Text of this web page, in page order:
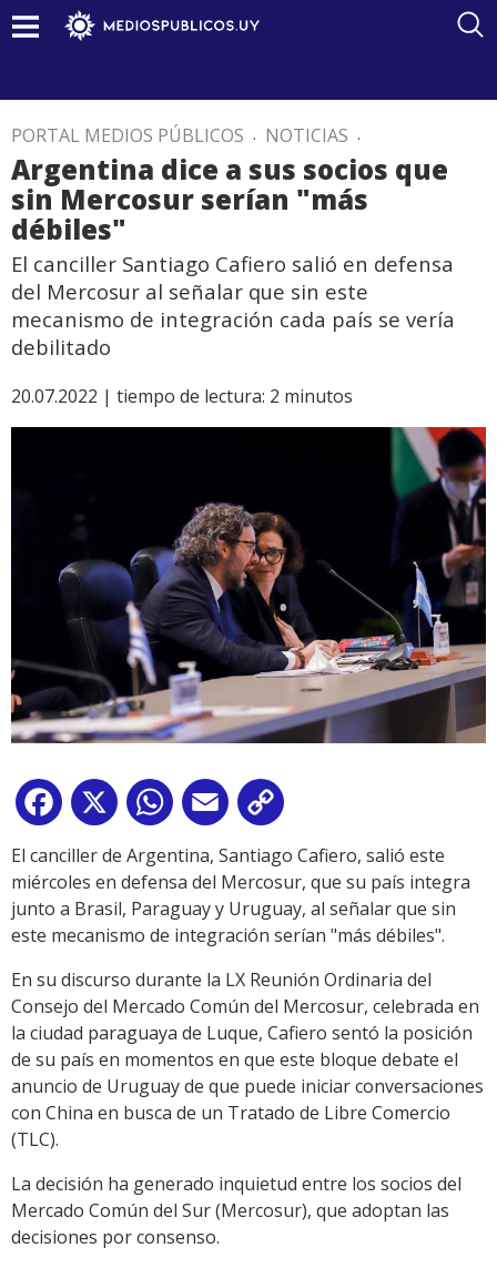
PORTAL MEDIOS PÚBLICOS . NOTICIAS .
Argentina dice a sus socios que
sin Mercosur serían "más
débiles"
El canciller Santiago Cafiero salió en defensa
del Mercosur al señalar que sin este
mecanismo de integración cada país se vería
debilitado
20.07.2022 | tiempo de lectura: 2 minutos
Facebook
X WhatsApp
Email
Link
El canciller de Argentina, Santiago Cafiero, salió este
miércoles en defensa del Mercosur, que su país integra
junto a Brasil, Paraguay y Uruguay, al señalar que sin
este mecanismo de integración serían "más débiles".
En su discurso durante la LX Reunión Ordinaria del
Consejo del Mercado Común del Mercosur, celebrada en
la ciudad paraguaya de Luque, Cafiero sentó la posición
de su país en momentos en que este bloque debate el
anuncio de Uruguay de que puede iniciar conversaciones
con China en busca de un Tratado de Libre Comercio
(TLC).
La decisión ha generado inquietud entre los socios del
Mercado Común del Sur (Mercosur), que adoptan las
decisiones por consenso.